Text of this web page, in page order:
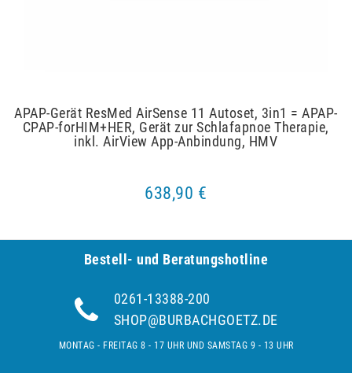
APAP-Gerät ResMed AirSense 11 Autoset, 3in1 = APAP-
CPAP-forHIM+HER, Gerät zur Schlafapnoe Therapie,
inkl. AirView App-Anbindung, HMV
638,90 €
Bestell- und Be­ra­tungs­hot­line
0261-13388-200
SHOP@BURBACHGOETZ.DE
MONTAG - FREITAG 8 - 17 UHR UND SAMSTAG 9 - 13 UHR